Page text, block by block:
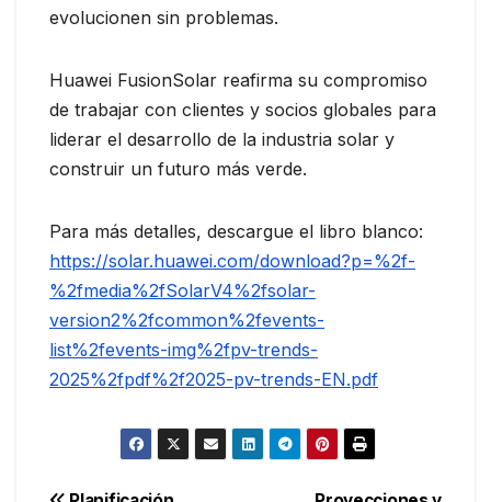
evolucionen sin problemas.
Huawei FusionSolar reafirma su compromiso
de trabajar con clientes y socios globales para
liderar el desarrollo de la industria solar y
construir un futuro más verde.
Para más detalles, descargue el libro blanco:
https://solar.huawei.com/download?p=%2f-
%2fmedia%2fSolarV4%2fsolar-
version2%2fcommon%2fevents-
list%2fevents-img%2fpv-trends-
2025%2fpdf%2f2025-pv-trends-EN.pdf